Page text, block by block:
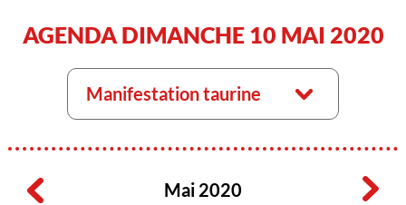
AGENDA DIMANCHE 10 MAI 2020
Manifestation taurine
Mai 2020